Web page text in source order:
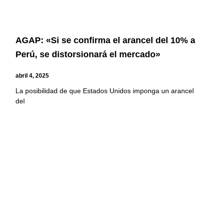
AGAP: «Si se confirma el arancel del 10% a
Perú, se distorsionará el mercado»
abril 4, 2025
La posibilidad de que Estados Unidos imponga un arancel
del